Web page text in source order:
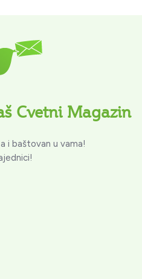
Cvetni Magazin
i baštovan u vama!